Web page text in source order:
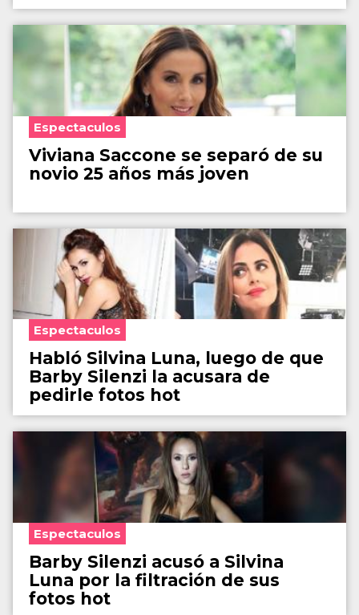
Espectaculos
Viviana Saccone se separó de su
novio 25 años más joven
Espectaculos
Habló Silvina Luna, luego de que
Barby Silenzi la acusara de
pedirle fotos hot
Espectaculos
Barby Silenzi acusó a Silvina
Luna por la filtración de sus
fotos hot